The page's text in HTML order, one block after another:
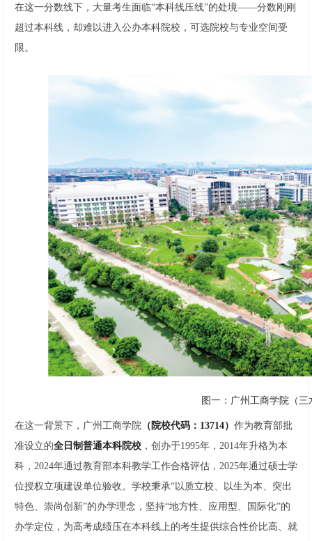
在这一分数线下，大量考生面临“本科线压线”的处境——分数刚刚
超过本科线，却难以进入公办本科院校，可选院校与专业空间受
限。
图一：广州工商学院（三
在这一背景下，广州工商学院 （院校代码：13714） 作为教育部批
准设立的全日制普通本科院校 ，创办于1995年，2014年升格为本
科，2024年通过教育部本科教学工作合格评估，2025年通过硕士学
位授权立项建设单位验收。学校秉承“以质立校、以生为本、突出
特色、崇尚创新”的办学理念，坚持“地方性、应用型、国际化”的
办学定位，为高考成绩压在本科线上的考生提供综合性价比高、就